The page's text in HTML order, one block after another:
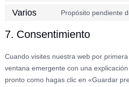
Varios Propósito pendiente
7. Consentimiento
Cuando visites nuestra web por
ventana emergente con una
pronto como hagas clic en «Guardar